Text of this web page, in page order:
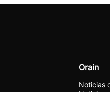
Orain
Noticias